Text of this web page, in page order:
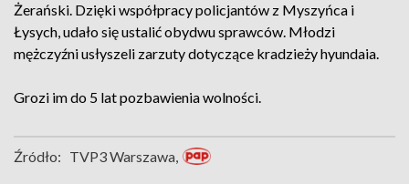
Żerański. Dzięki współpracy policjantów z Myszyńca i
Łysych, udało się ustalić obydwu sprawców. Młodzi
mężczyźni usłyszeli zarzuty dotyczące kradzieży hyundaia.
Grozi im do 5 lat pozbawienia wolności.
Źródło: TVP3 Warszawa,